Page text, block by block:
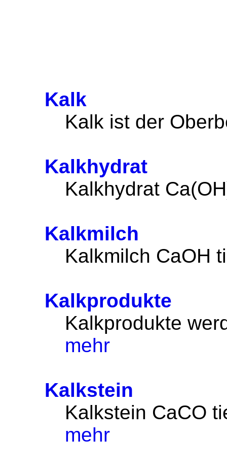
Kalk
Kalk ist der
Kalkhydrat
Kalkhydrat
Kalkmilch
Kalkmilch CaOH
Kalkprodukte
Kalkprodukte
mehr
Kalkstein
Kalkstein CaCO
mehr